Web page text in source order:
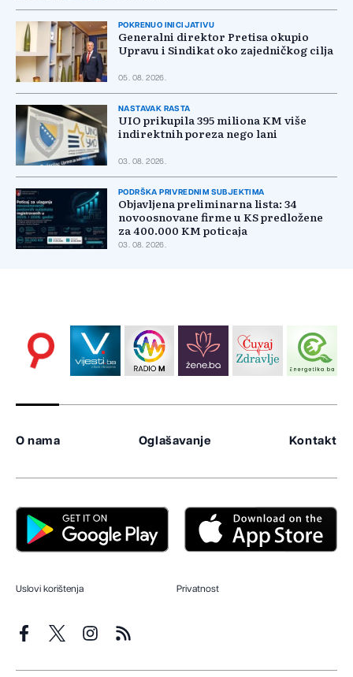
POKRENUO INICIJATIVU
Generalni direktor Pretisa okupio
Upravu i Sindikat oko zajedničkog cilja
05. 08. 2026.
NASTAVAK RASTA
UIO prikupila 395 miliona KM više
indirektnih poreza nego lani
03. 08. 2026.
PODRŠKA PRIVREDNIM SUBJEKTIMA
Objavljena preliminarna lista: 34
novoosnovane firme u KS predložene
za 400.000 KM poticaja
03. 08. 2026.
O nama Oglašavanje Kontakt
Uslovi korištenja Privatnost